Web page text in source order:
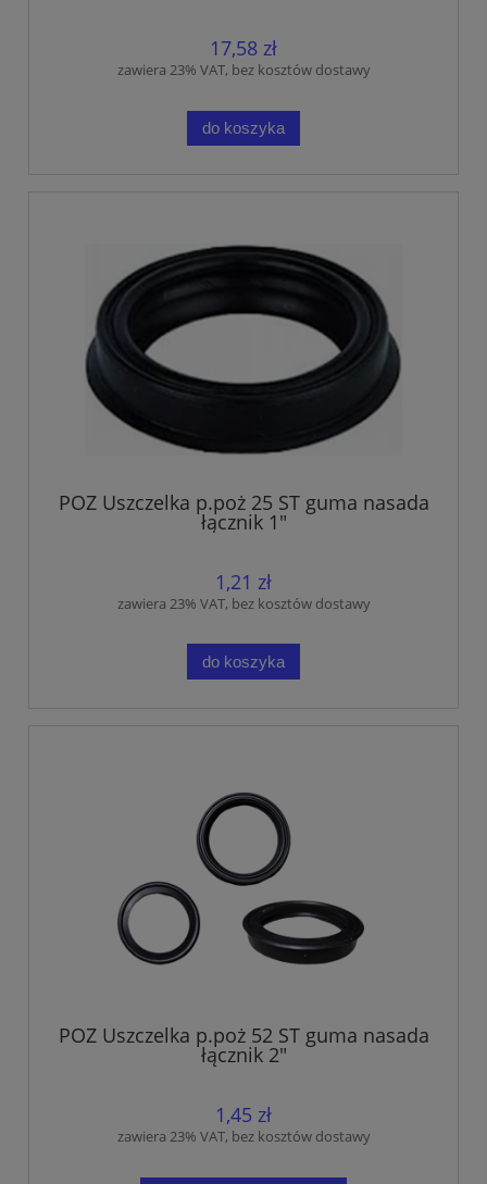
17,58 zł
zawiera 23% VAT, bez kosztów dostawy
do koszyka
POZ Uszczelka p.poż 25 ST guma nasada
łącznik 1"
1,21 zł
zawiera 23% VAT, bez kosztów dostawy
do koszyka
POZ Uszczelka p.poż 52 ST guma nasada
łącznik 2"
1,45 zł
zawiera 23% VAT, bez kosztów dostawy